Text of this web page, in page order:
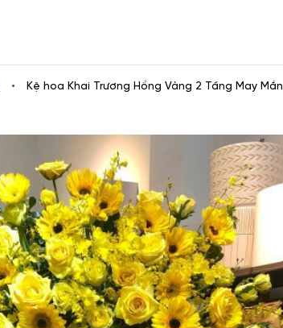
• Kệ hoa Khai Trương Hồng Vàng 2 Tầng May Mắn